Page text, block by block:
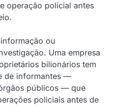
operação policial antes
ou
Uma empresa
bilionários tem
de informantes —
públicos — que
policiais antes de